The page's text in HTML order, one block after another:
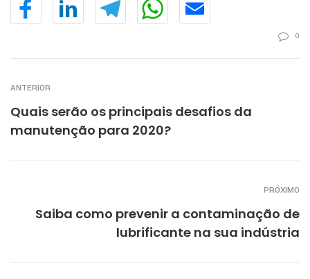
0
ANTERIOR
Quais serão os principais desafios da
manutenção para 2020?
PRÓXIMO
Saiba como prevenir a contaminação de
lubrificante na sua indústria